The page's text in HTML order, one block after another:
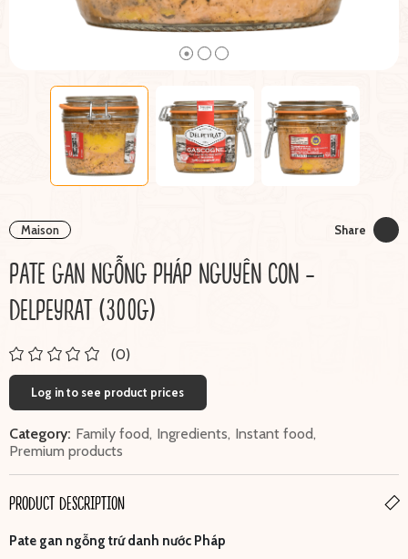
Maison Share
PATE GAN NGỖNG PHÁP NGUYÊN CON -
DELPEYRAT (300G)
(0)
Log in to see product prices
Category: Family food, Ingredients, Instant food,
Premium products
PRODUCT DESCRIPTION
Pate gan ngỗng trứ danh nước Pháp